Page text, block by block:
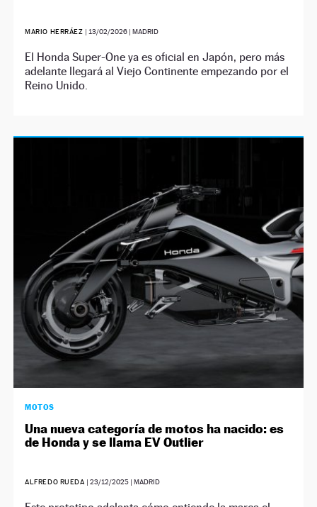
MARIO HERRÁEZ | 13/02/2026 | MADRID
El Honda Super-One ya es oficial en Japón, pero más
adelante llegará al Viejo Continente empezando por el
Reino Unido.
MOTOS
Una nueva categoría de motos ha nacido: es
de Honda y se llama EV Outlier
ALFREDO RUEDA |23/12/2025 | MADRID